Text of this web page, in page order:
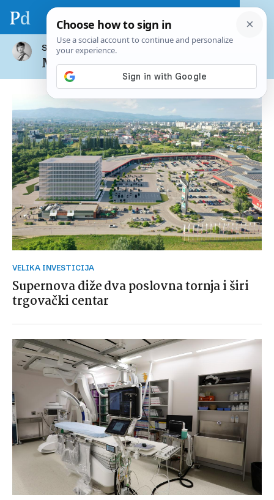
SVI ČLANCI AUTORA
Marija Crnjak
VELIKA INVESTICIJA
Supernova diže dva poslovna tornja i širi
trgovački centar